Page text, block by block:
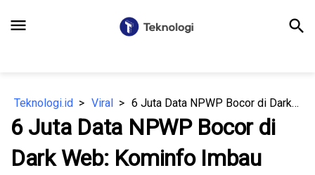
menu search
Teknologi.id Viral 6 Juta Data NPWP Bocor di Dark Web: Kominfo Imbau Ganti Password
6 Juta Data NPWP Bocor di
Dark Web: Kominfo Imbau